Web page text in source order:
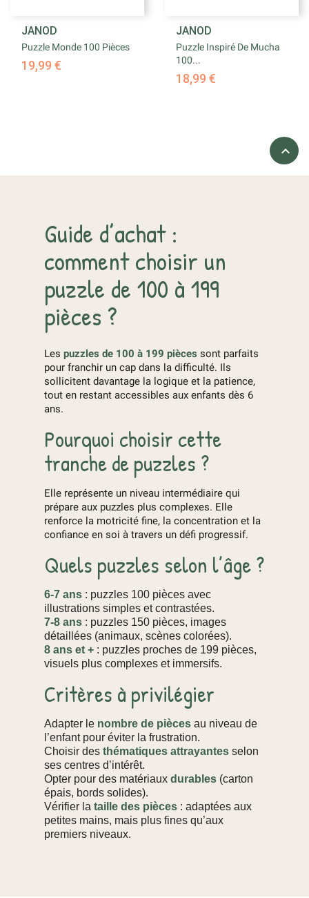
JANOD
Puzzle Monde 100 Pièces
19,99 €
JANOD
Puzzle Inspiré De Mucha
100...
18,99 €

Guide d’achat :
comment choisir un
puzzle de 100 à 199
pièces ?
Les puzzles de 100 à 199 pièces sont parfaits
pour franchir un cap dans la difficulté. Ils
sollicitent davantage la logique et la patience,
tout en restant accessibles aux enfants dès 6
ans.
Pourquoi choisir cette
tranche de puzzles ?
Elle représente un niveau intermédiaire qui
prépare aux puzzles plus complexes. Elle
renforce la motricité fine, la concentration et la
confiance en soi à travers un défi progressif.
Quels puzzles selon l’âge ?
6-7 ans : puzzles 100 pièces avec
illustrations simples et contrastées.
7-8 ans : puzzles 150 pièces, images
détaillées (animaux, scènes colorées).
8 ans et + : puzzles proches de 199 pièces,
visuels plus complexes et immersifs.
Critères à privilégier
Adapter le nombre de pièces au niveau de
l’enfant pour éviter la frustration.
Choisir des thématiques attrayantes selon
ses centres d’intérêt.
Opter pour des matériaux durables (carton
épais, bords solides).
Vérifier la taille des pièces : adaptées aux
petites mains, mais plus fines qu’aux
premiers niveaux.